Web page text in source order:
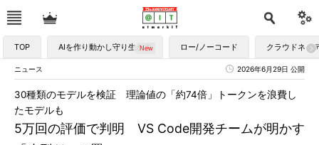
TOP AIを作り動かし守り生かす ロー/ノーコード クラウドネイ
ニュース 2026年6月29日 公開
5万回の評価で判明 VS Code開発チームが明かす
30種類のモデルを検証 理論値の「約74倍」トークンを浪費し
たモデルも